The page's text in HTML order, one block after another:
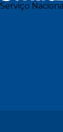
Serviço